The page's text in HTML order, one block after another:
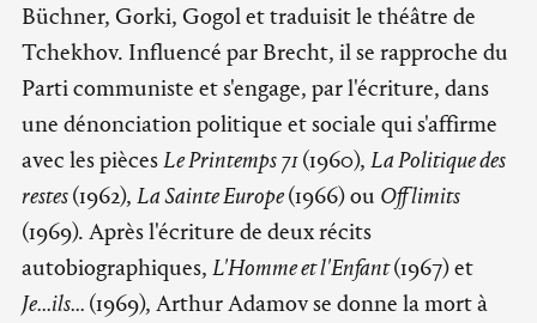
Büchner, Gorki, Gogol et traduisit le théâtre de
Tchekhov. Influencé par Brecht, il se rapproche du
Parti communiste et s'engage, par l'écriture, dans
une dénonciation politique et sociale qui s'affirme
avec les pièces Le Printemps 71(1960), La Politique des
restes(1962), La Sainte Europe(1966) ou Off limits
(1969). Après l'écriture de deux récits
autobiographiques, L'Homme et l'Enfant(1967) et
Je...ils... (1969), Arthur Adamov se donne la mort à